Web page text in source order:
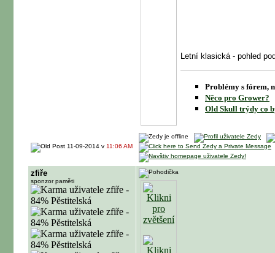
Letní klasická - pohled
Problémy s fórem,
Něco pro Grower?
Old Skull trýdy co
11-09-2014 v 11:06 AM
zfiře
sponzor paměti